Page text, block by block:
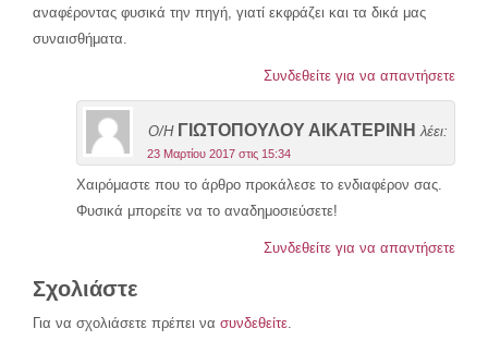
αναφέροντας φυσικά την πηγή, γιατί εκφράζει και τα δικά μας
συναισθήματα.
Συνδεθείτε για να απαντήσετε
Ο/Η ΓΙΩΤΟΠΟΥΛΟΥ ΑΙΚΑΤΕΡΙΝΗ λέει:
23 Μαρτίου 2017 στις 15:34
Χαιρόμαστε που το άρθρο προκάλεσε το ενδιαφέρον σας.
Φυσικά μπορείτε να το αναδημοσιεύσετε!
Συνδεθείτε για να απαντήσετε
Σχολιάστε
Για να σχολιάσετε πρέπει να συνδεθείτε